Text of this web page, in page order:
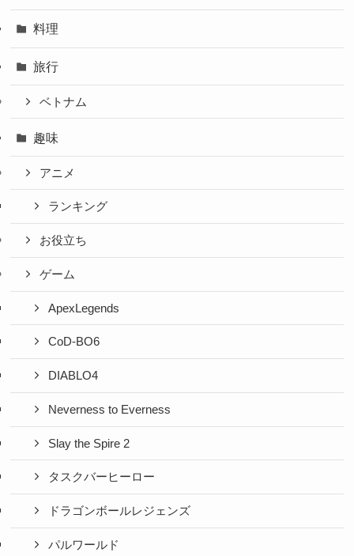
料理
旅行
ベトナム
趣味
アニメ
ランキング
お役立ち
ゲーム
ApexLegends
CoD-BO6
DIABLO4
Neverness to Everness
Slay the Spire 2
タスクバーヒーロー
ドラゴンボールレジェンズ
パルワールド